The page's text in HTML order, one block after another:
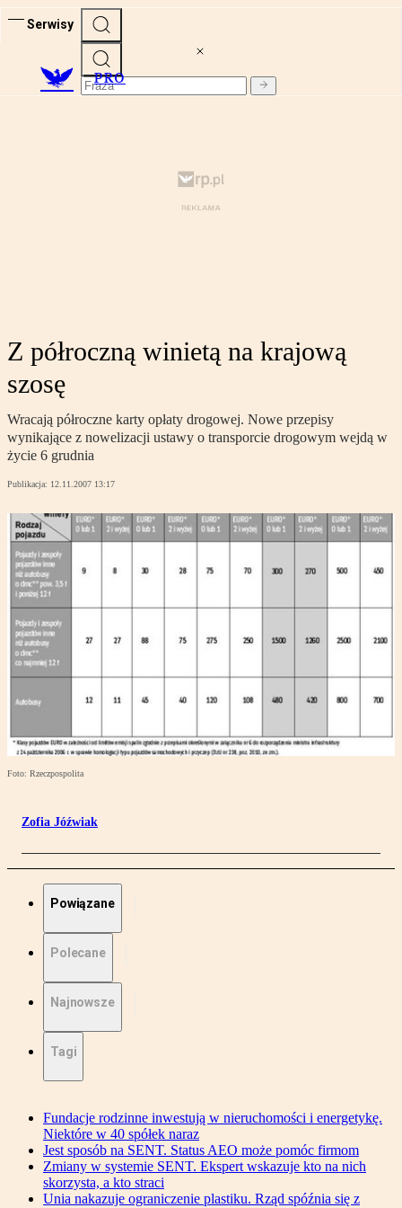
Serwisy
PRO
Z półroczną winietą na krajową
szosę
Wracają półroczne karty opłaty drogowej. Nowe przepisy
wynikające z nowelizacji ustawy o transporcie drogowym wejdą w
życie 6 grudnia
Publikacja: 12.11.2007 13:17
Foto: Rzeczpospolita
Zofia Jóźwiak
Powiązane
Polecane
Najnowsze
Tagi
Fundacje rodzinne inwestują w nieruchomości i energetykę.
Niektóre w 40 spółek naraz
Jest sposób na SENT. Status AEO może pomóc firmom
Zmiany w systemie SENT. Ekspert wskazuje kto na nich
skorzysta, a kto straci
Unia nakazuje ograniczenie plastiku. Rząd spóźnia się z